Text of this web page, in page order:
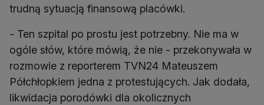
trudną sytuacją finansową placówki.
- Ten szpital po prostu jest potrzebny. Nie ma w
ogóle słów, które mówią, że nie - przekonywała w
rozmowie z reporterem TVN24 Mateuszem
Półchłopkiem jedna z protestujących. Jak dodała,
likwidacja porodówki dla okolicznych